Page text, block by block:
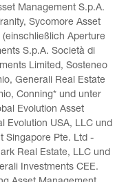
Management S.p.A.
Sycomore Asset
Aperture
S.p.A. Società di
Limited, Sosteneo
Generali Real Estate
Conning* und unter
Evolution Asset
Evolution USA, LLC und
Singapore Pte. Ltd -
Real Estate, LLC und
Investments CEE.